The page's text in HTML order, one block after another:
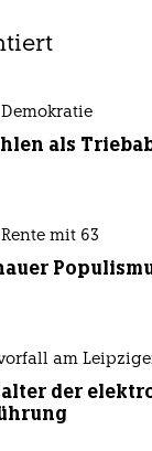
als
mit 63
am
der